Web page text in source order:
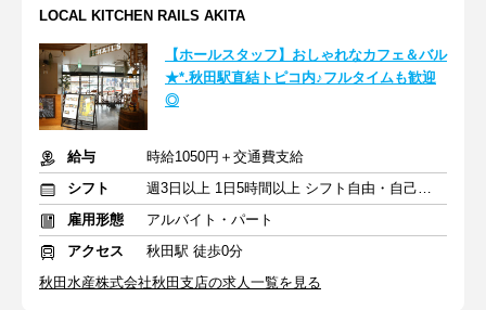
LOCAL KITCHEN RAILS AKITA
【ホールスタッフ】おしゃれなカフェ＆バル
★*.秋田駅直結トピコ内♪フルタイムも歓迎
◎
給与
時給1050円＋交通費支給
シフト
週3日以上 1日5時間以上 シフト自由・自己申告
雇用形態
アルバイト・パート
アクセス
秋田駅 徒歩0分
秋田水産株式会社秋田支店の求人一覧を見る